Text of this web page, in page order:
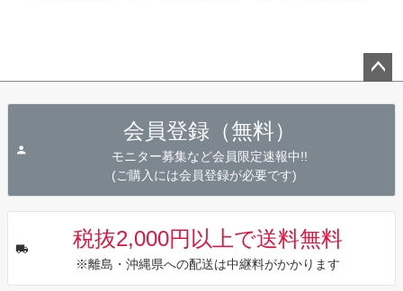
会員登録（無料）
モニター募集など会員限定速報中!!
(ご購入には会員登録が必要です)
税抜2,000円以上で送料無料
※離島・沖縄県への配送は中継料がかかります